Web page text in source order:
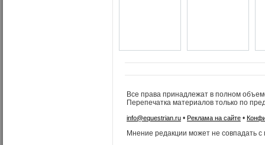
Все права принадлежат в полном
Перепечатка материалов только по
info@equestrian.ru • Реклама на сайте •
Мнение редакции может не совпадать